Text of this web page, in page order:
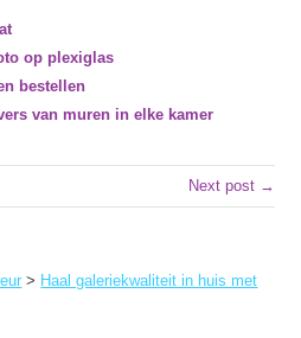
op plexiglas
bestellen
van muren in elke kamer
Next post →
> Haal galeriekwaliteit in huis met